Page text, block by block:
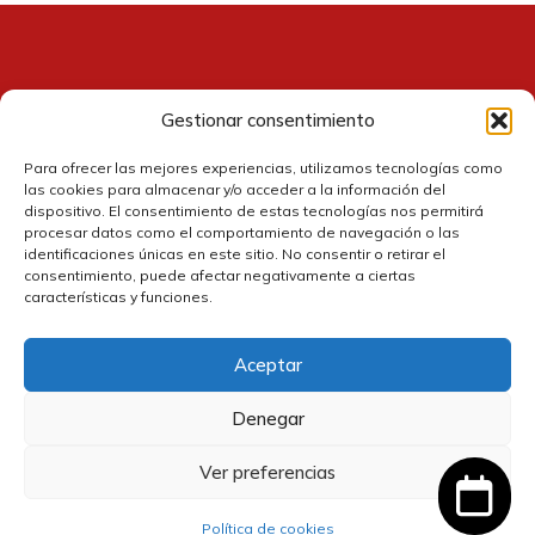
Gestionar consentimiento
Para ofrecer las mejores experiencias, utilizamos tecnologías como
las cookies para almacenar y/o acceder a la información del
dispositivo. El consentimiento de estas tecnologías nos permitirá
procesar datos como el comportamiento de navegación o las
identificaciones únicas en este sitio. No consentir o retirar el
consentimiento, puede afectar negativamente a ciertas
características y funciones.
Aceptar
Denegar
Ver preferencias
Política de cookies
Contacto